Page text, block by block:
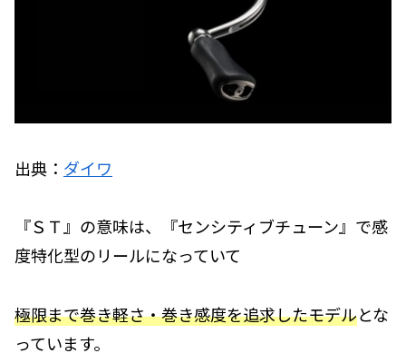
出典： ダイワ
『ＳＴ』の意味は、『センシティブチューン』で感
度特化型のリールになっていて
極限まで巻き軽さ・巻き感度を追求したモデルとな
っています。